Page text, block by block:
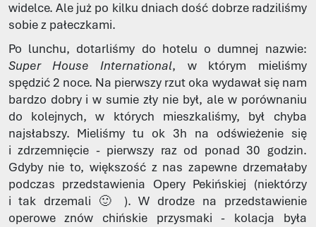
widelce. Ale już po kilku dniach dość dobrze radziliśmy
sobie z pałeczkami.
Po lunchu, dotarliśmy do hotelu o dumnej nazwie:
Super House International, w którym mieliśmy
spędzić 2 noce. Na pierwszy rzut oka wydawał się nam
bardzo dobry i w sumie zły nie był, ale w porównaniu
do kolejnych, w których mieszkaliśmy, był chyba
najsłabszy. Mieliśmy tu ok 3h na odświeżenie się
i zdrzemnięcie - pierwszy raz od ponad 30 godzin.
Gdyby nie to, większość z nas zapewne drzemałaby
podczas przedstawienia Opery Pekińskiej (niektórzy
i tak drzemali 🙂 ). W drodze na przedstawienie
operowe znów chińskie przysmaki - kolacja była